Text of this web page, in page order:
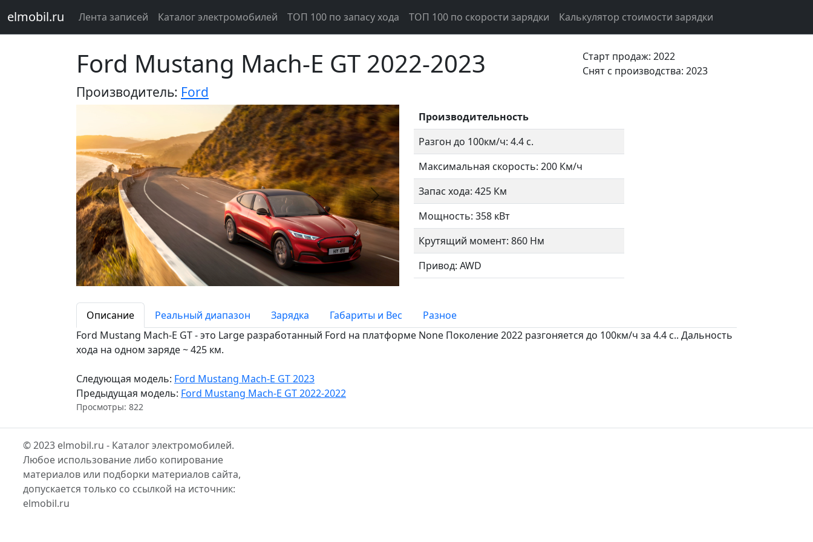
elmobil.ru Лента записей Каталог электромобилей ТОП 100 по запасу хода ТОП 100 по скорости зарядки Калькулятор стоимости зарядки
Ford Mustang Mach-E GT 2022-2023
Производитель: Ford
Старт продаж: 2022
Cнят с производства: 2023
Предыдущий Следующий
Производительность
Разгон до 100км/ч: 4.4 с.
Максимальная скорость: 200 Км/ч
Запас хода: 425 Км
Мощность: 358 кВт
Крутящий момент: 860 Нм
Привод: AWD
Описание Реальный диапазон Зарядка Габариты и Вес
Разное
Ford Mustang Mach-E GT - это Large разработанный Ford на платформе None Поколение 2022 разгоняется до 100км/ч за 4.4 c.. Дальность
хода на одном заряде ~ 425 км.
Следующая модель: Ford Mustang Mach-E GT 2023
Предыдущая модель: Ford Mustang Mach-E GT 2022-2022
Просмотры: 822
© 2023 elmobil.ru - Каталог электромобилей.
Любое использование либо копирование
материалов или подборки материалов сайта,
допускается только со ссылкой на источник:
elmobil.ru